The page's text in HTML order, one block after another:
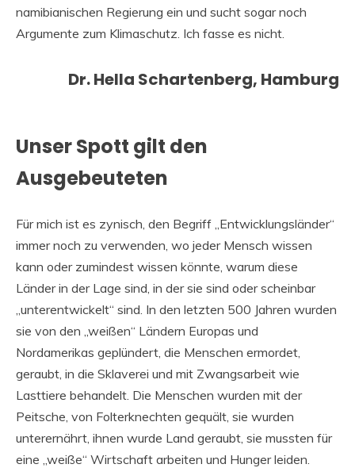
namibianischen Regierung ein und sucht sogar noch
Argumente zum Klimaschutz. Ich fasse es nicht.
Dr. Hella Schartenberg, Hamburg
Unser Spott gilt den
Ausgebeuteten
Für mich ist es zynisch, den Begriff „Entwicklungsländer“
immer noch zu verwenden, wo jeder Mensch wissen
kann oder zumindest wissen könnte, warum diese
Länder in der Lage sind, in der sie sind oder scheinbar
„unterentwickelt“ sind. In den letzten 500 Jahren wurden
sie von den „weißen“ Ländern Europas und
Nordamerikas geplündert, die Menschen ermordet,
geraubt, in die Sklaverei und mit Zwangsarbeit wie
Lasttiere behandelt. Die Menschen wurden mit der
Peitsche, von Folterknechten gequält, sie wurden
unterernährt, ihnen wurde Land geraubt, sie mussten für
eine „weiße“ Wirtschaft arbeiten und Hunger leiden.